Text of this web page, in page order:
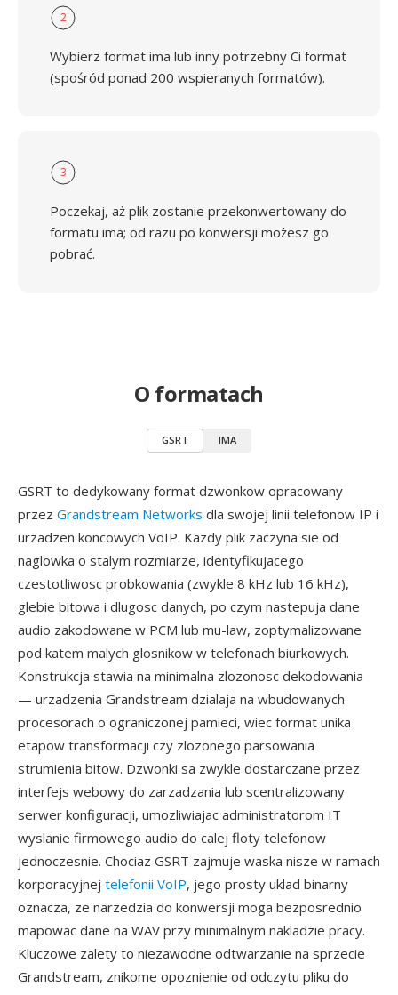
2
Wybierz format ima lub inny potrzebny Ci format
(spośród ponad 200 wspieranych formatów).
3
Poczekaj, aż plik zostanie przekonwertowany do
formatu ima; od razu po konwersji możesz go
pobrać.
O formatach
GSRT IMA
GSRT to dedykowany format dzwonkow opracowany
przez Grandstream Networks dla swojej linii telefonow IP i
urzadzen koncowych VoIP. Kazdy plik zaczyna sie od
naglowka o stalym rozmiarze, identyfikujacego
czestotliwosc probkowania (zwykle 8 kHz lub 16 kHz),
glebie bitowa i dlugosc danych, po czym nastepuja dane
audio zakodowane w PCM lub mu-law, zoptymalizowane
pod katem malych glosnikow w telefonach biurkowych.
Konstrukcja stawia na minimalna zlozonosc dekodowania
— urzadzenia Grandstream dzialaja na wbudowanych
procesorach o ograniczonej pamieci, wiec format unika
etapow transformacji czy zlozonego parsowania
strumienia bitow. Dzwonki sa zwykle dostarczane przez
interfejs webowy do zarzadzania lub scentralizowany
serwer konfiguracji, umozliwiajac administratorom IT
wyslanie firmowego audio do calej floty telefonow
jednoczesnie. Chociaz GSRT zajmuje waska nisze w ramach
korporacyjnej telefonii VoIP, jego prosty uklad binarny
oznacza, ze narzedzia do konwersji moga bezposrednio
mapowac dane na WAV przy minimalnym nakladzie pracy.
Kluczowe zalety to niezawodne odtwarzanie na sprzecie
Grandstream, znikome opoznienie od odczytu pliku do